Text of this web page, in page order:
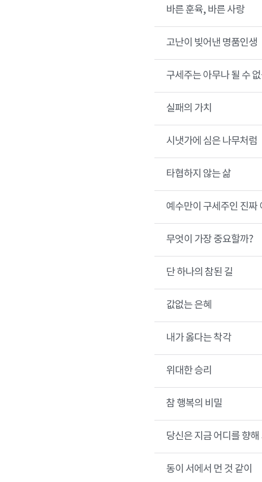
바른 훈육, 바른 사랑
고난이 빚어낸 명품인생
구세주는 아무나 될 수
실패의 가치
시냇가에 심은 나무처럼
타협하지 않는 삶
예수만이 구세주인 진짜
무엇이 가장 중요할까?
단 하나의 참된 길
값없는 은혜
내가 옳다는 착각
위대한 승리
참 행복의 비밀
당신은 지금 어디를 향
동이 서에서 먼 것 같이